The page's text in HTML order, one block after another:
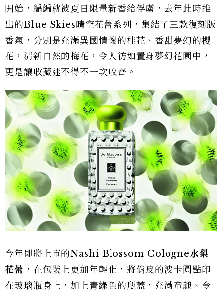
開始，編編就被夏日限量新香給俘虜，去年此時推
出的Blue Skies晴空花蕾系列，集結了三款復刻版
香氣，分別是充滿異國情懷的桂花、香甜夢幻的櫻
花，清新自然的梅花，令人彷如置身夢幻花園中，
更是讓收藏迷不得不一次收齊。
今年即將上市的Nashi Blossom Cologne水梨
花蕾 ，在包裝上更加年輕化，將俏皮的波卡圓點印
在玻璃瓶身上，加上青綠色的瓶蓋，充滿童趣、令